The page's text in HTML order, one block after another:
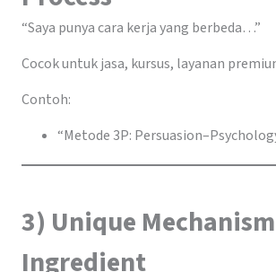
“Saya punya cara kerja yang berbeda…”
Cocok untuk jasa, kursus, layanan
Contoh:
“Metode 3P:
3) Unique
Ingredient